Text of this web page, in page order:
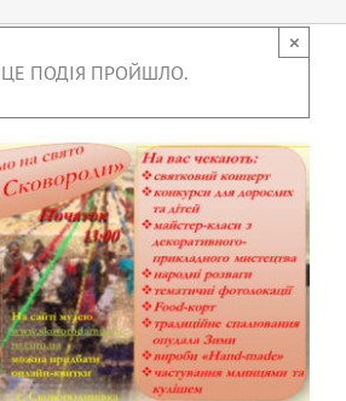
ЦЕ ПОДІЯ ПРОЙШЛО.
×